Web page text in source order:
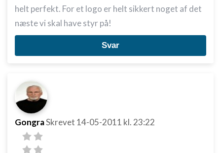
helt perfekt. For et logo er helt sikkert noget af det
næste vi skal have styr på!
Svar
GongraSkrevet 14-05-2011 kl. 23:22